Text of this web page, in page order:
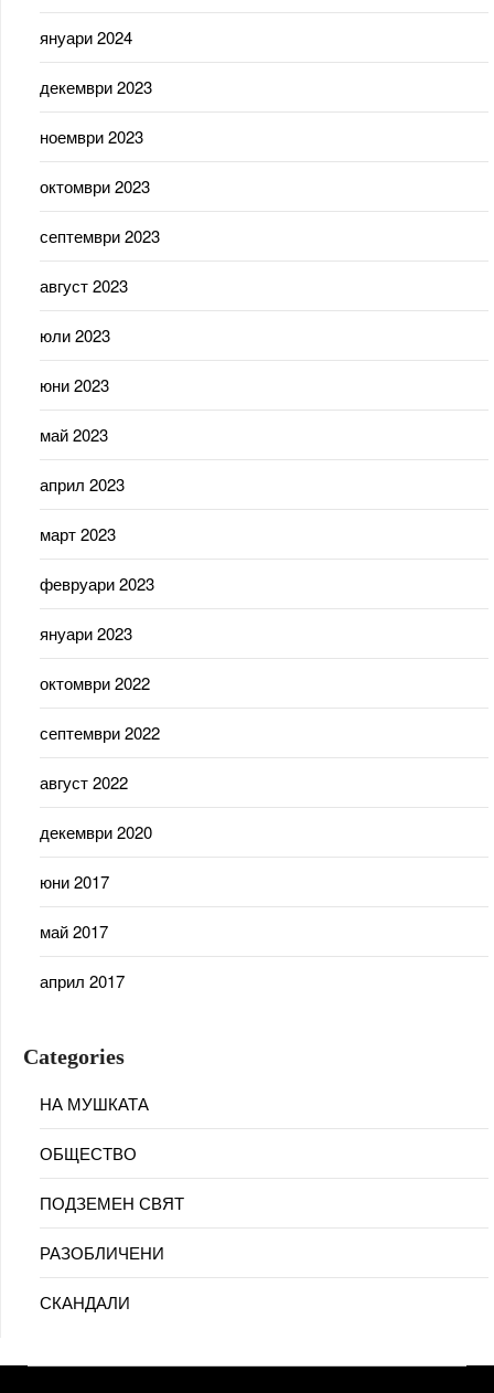
януари 2024
декември 2023
ноември 2023
октомври 2023
септември 2023
август 2023
юли 2023
юни 2023
май 2023
април 2023
март 2023
февруари 2023
януари 2023
октомври 2022
септември 2022
август 2022
декември 2020
юни 2017
май 2017
април 2017
Categories
НА МУШКАТА
ОБЩЕСТВО
ПОДЗЕМЕН СВЯТ
РАЗОБЛИЧЕНИ
СКАНДАЛИ